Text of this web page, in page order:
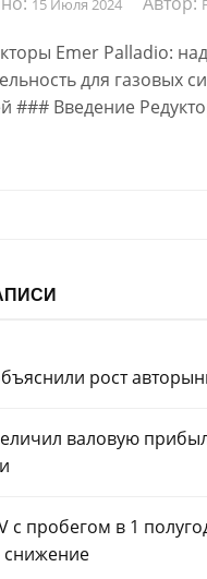
15 Июля 2024
Emer Palladio:
для газовых
### Введение
рост
валовую
с пробегом в 1
снижение